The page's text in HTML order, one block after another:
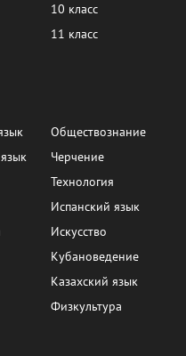
10 класс
11 класс
Обществознание
Черчение
Технология
Испанский язык
Искусство
Кубановедение
Казахский язык
Физкультура